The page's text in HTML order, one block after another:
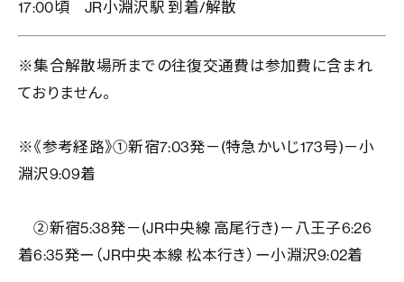
17:00頃 JR小淵沢駅 到着/解散
※集合解散場所までの往復交通費は参加費に含まれ
ておりません。
※《参考経路》①新宿7:03発－(特急かいじ173号)－小
淵沢9:09着
②新宿5:38発－(JR中央線 高尾行き)－八王子6:26
着6:35発ー（JR中央本線 松本行き）ー小淵沢9:02着